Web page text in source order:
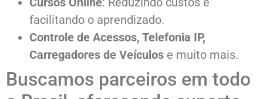
facilitando o aprendizado.
Controle de Acessos, Telefonia IP,
Carregadores de Veículos e muito mais.
Buscamos parceiros em todo